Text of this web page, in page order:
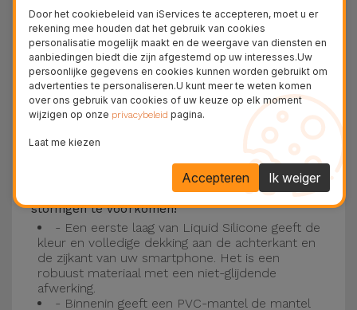
15, 14, 13, 12 onder meer en het nieuwste model
van de Apple, deiPhone 16eniPhone 17.
Drie-laagse bescherming met de
siliconen kappen
Onze iPhone siliconen hoesjes hebben een
robuuste, kwalitatieve constructie met een
drielaagse constructie om ongelukken en
storingen te voorkomen!
- Een eerste laag van Liquid Silicone geeft de
kleur en volledige dekking aan de achterkant en
de zijkant van uw smartphone. Het is een
robuust materiaal met een niet-glijdende
afwerking.
- Binnenin geeft een PVC-mantel de mantel
Door het cookiebeleid van iServices te accepteren, moet u er
rekening mee houden dat het gebruik van cookies
personalisatie mogelijk maakt en de weergave van diensten en
aanbiedingen biedt die zijn afgestemd op uw interesses.Uw
persoonlijke gegevens en cookies kunnen worden gebruikt om
advertenties te personaliseren.U kunt meer te weten komen
over ons gebruik van cookies of uw keuze op elk moment
wijzigen op onze privacybeleid pagina.
Laat me kiezen
Ik weiger
Accepteren